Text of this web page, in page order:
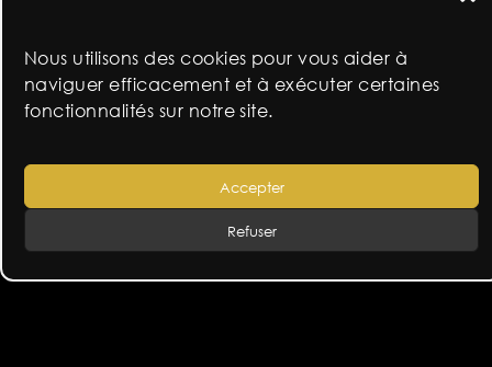
Nous utilisons des cookies pour vous aider à
naviguer efficacement et à exécuter certaines
fonctionnalités sur notre site.
Accepter
Refuser
comme un palimpseste sur lequel on écrit efface
Voir les dates de tournée
navigation
pour sortir au jour